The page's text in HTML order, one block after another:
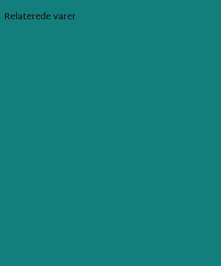
Relaterede varer